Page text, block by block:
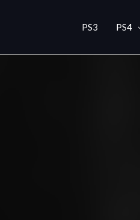
PS3 PS4